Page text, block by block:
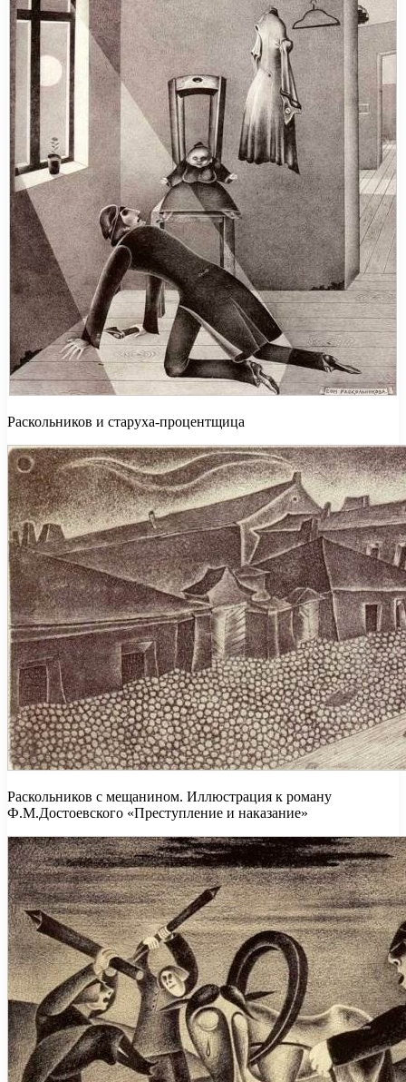
Раскольников и старуха-процентщица
Раскольников с мещанином. Иллюстрация к роману
Ф.М.Достоевского «Преступление и наказание»